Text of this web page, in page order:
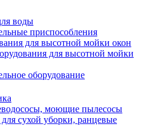
воды
приспособления
для высотной мойки окон
для высотной мойки
оборудование
моющие пылесосы
сухой уборки, ранцевые